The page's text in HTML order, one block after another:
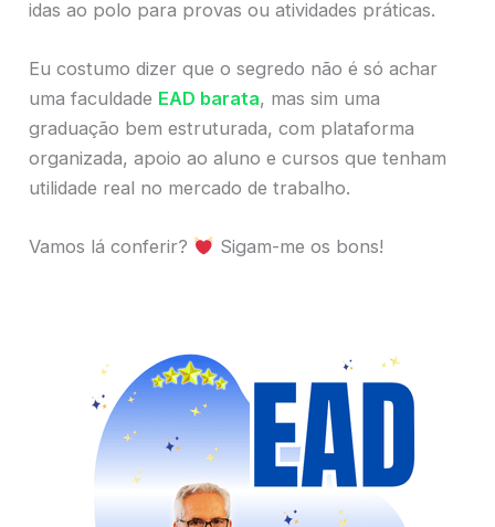
idas ao polo para provas ou atividades práticas.
Eu costumo dizer que o segredo não é só achar
uma faculdade EAD barata, mas sim uma
graduação bem estruturada, com plataforma
organizada, apoio ao aluno e cursos que tenham
utilidade real no mercado de trabalho.
Vamos lá conferir? Sigam-me os bons!